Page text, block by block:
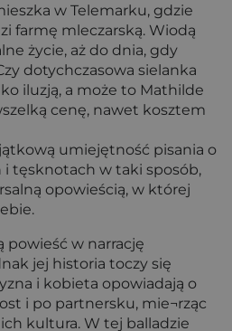
w Telemarku, gdzie
farmę mleczarską. Wiodą
życie, aż do dnia, gdy
dotychczasowa sielanka
iluzją, a może to Mathilde
cenę, nawet kosztem
umiejętność pisania o
tęsknotach w taki sposób,
opowieścią, w której
powieść w narrację
jej historia toczy się
i kobieta opowiadają o
i po partnersku, mie¬rząc
ich kultura. W tej balladzie